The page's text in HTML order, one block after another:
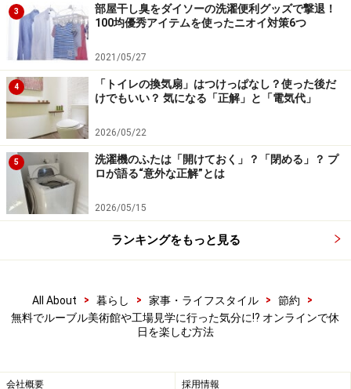
品などを高画質で観ることができます。スマートフォン
用のアプリもあり、Google翻訳機能を使い解説を日本語
で観ることができるのでおすすめです。
日本国内の 東京国立博物館や国立科学博物館 ほか、モネ
やピカソ、ルノアールなどが展示されている岡山県倉敷
市の大原美術館も登録されています。
・Google Arts & Culture
「おうちミュージアム」には国内の美術館
北海道博物館の発案ではじまった「おうちミュージア
ム」には、賛同した国内の美術館、博物館、科学館など
ツを無料公開しています。
3
部屋干し臭をダイソーの洗濯便利グッズで撃退！
100均優秀アイテムを使ったニオイ対策6つ
2021/05/27
4
「トイレの換気扇」はつけっぱなし？使った後だ
けでもいい？ 気になる「正解」と「電気代」
2026/05/22
5
洗濯機のふたは「開けておく」？「閉める」？ プ
ロが語る“意外な正解”とは
2026/05/15
ランキングをもっと見る
All About > 暮らし > 家事・ライフスタイル > 節約
>
無料でルーブル美術館や工場見学に行った気分に!? オンラインで休
日を楽しむ方法
会社概要 採用情報